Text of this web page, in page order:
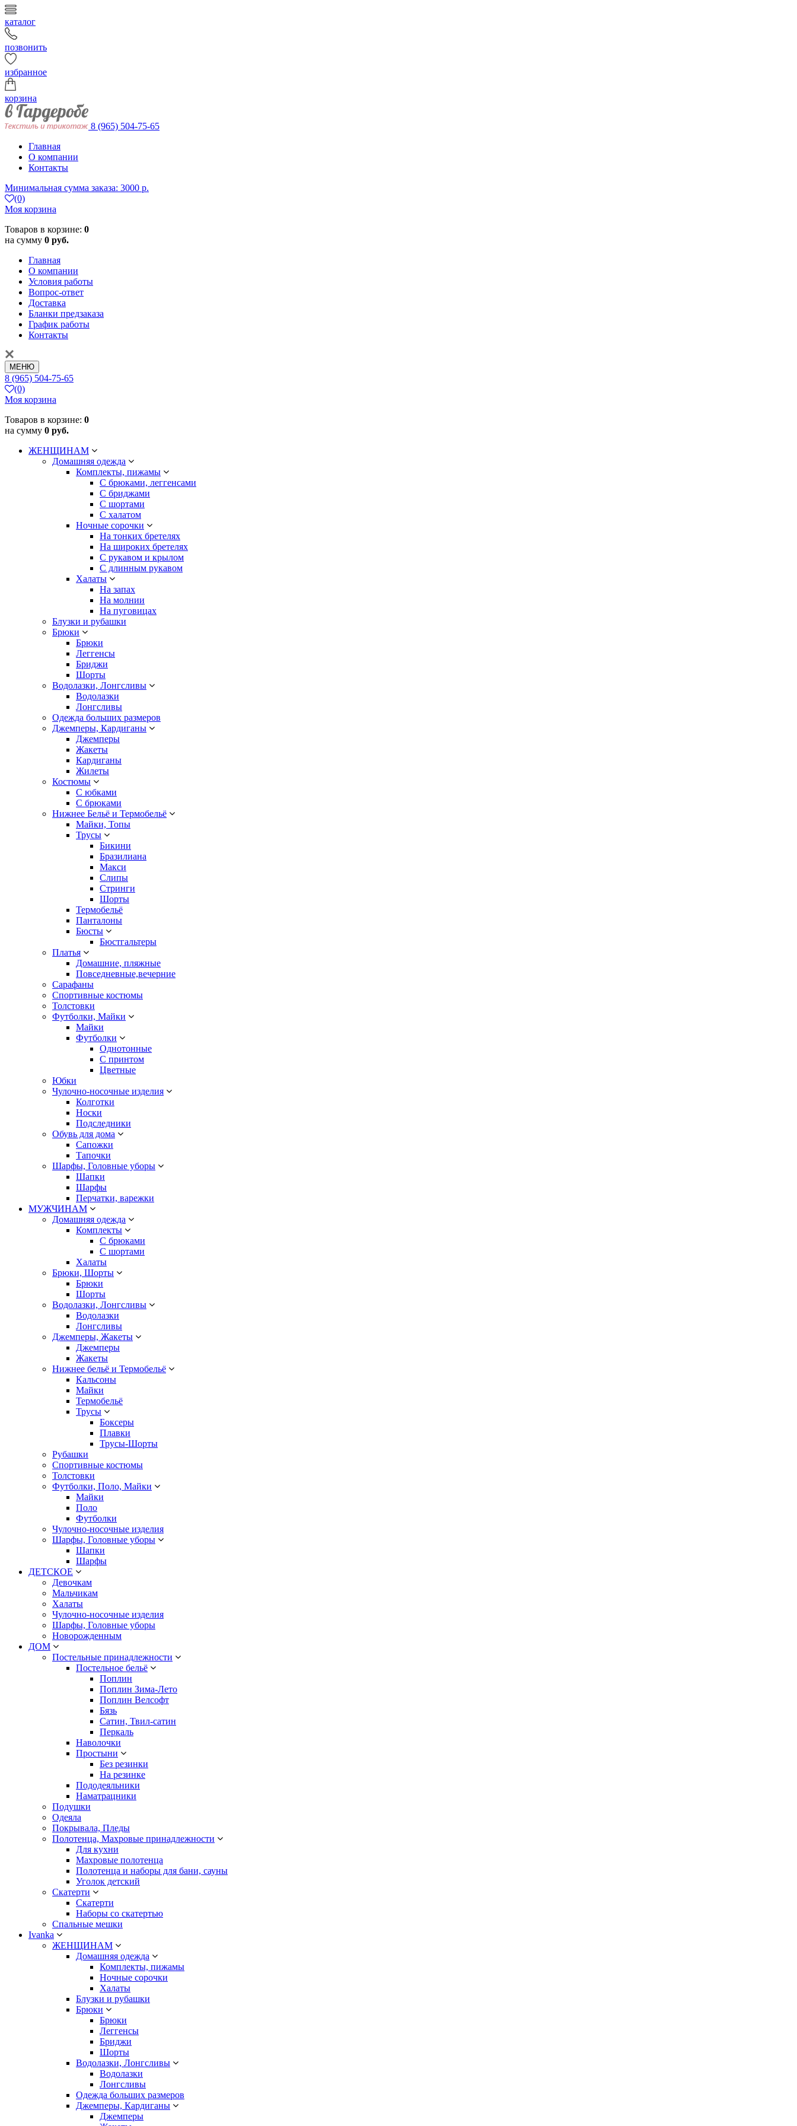
каталог
позвонить
избранное
корзина
8 (965) 504-75-65
Главная
О компании
Контакты
Минимальная сумма заказа: 3000 р.
(0)
Моя корзина
Товаров в корзине: 0
на сумму 0 руб.
Главная
О компании
Условия работы
Вопрос-ответ
Доставка
Бланки предзаказа
График работы
Контакты
МЕНЮ
8 (965) 504-75-65
(0)
Моя корзина
Товаров в корзине: 0
на сумму 0 руб.
ЖЕНЩИНАМ
Домашняя одежда
Комплекты, пижамы
С брюками, леггенсами
С бриджами
С шортами
С халатом
Ночные сорочки
На тонких бретелях
На широких бретелях
С рукавом и крылом
С длинным рукавом
Халаты
На запах
На молнии
На пуговицах
Блузки и рубашки
Брюки
Брюки
Леггенсы
Бриджи
Шорты
Водолазки, Лонгсливы
Водолазки
Лонгсливы
Одежда больших размеров
Джемперы, Кардиганы
Джемперы
Жакеты
Кардиганы
Жилеты
Костюмы
С юбками
С брюками
Нижнее Бельё и Термобельё
Майки, Топы
Трусы
Бикини
Бразилиана
Макси
Слипы
Стринги
Шорты
Термобельё
Панталоны
Бюсты
Бюстгальтеры
Платья
Домашние, пляжные
Повседневные,вечерние
Сарафаны
Спортивные костюмы
Толстовки
Футболки, Майки
Майки
Футболки
Однотонные
С принтом
Цветные
Юбки
Чулочно-носочные изделия
Колготки
Носки
Подследники
Обувь для дома
Сапожки
Тапочки
Шарфы, Головные уборы
Шапки
Шарфы
Перчатки, варежки
МУЖЧИНАМ
Домашняя одежда
Комплекты
С брюками
С шортами
Халаты
Брюки, Шорты
Брюки
Шорты
Водолазки, Лонгсливы
Водолазки
Лонгсливы
Джемперы, Жакеты
Джемперы
Жакеты
Нижнее бельё и Термобельё
Кальсоны
Майки
Термобельё
Трусы
Боксеры
Плавки
Трусы-Шорты
Рубашки
Спортивные костюмы
Толстовки
Футболки, Поло, Майки
Майки
Поло
Футболки
Чулочно-носочные изделия
Шарфы, Головные уборы
Шапки
Шарфы
ДЕТСКОЕ
Девочкам
Мальчикам
Халаты
Чулочно-носочные изделия
Шарфы, Головные уборы
Новорожденным
ДОМ
Постельные принадлежности
Постельное бельё
Поплин
Поплин Зима-Лето
Поплин Велсофт
Бязь
Сатин, Твил-сатин
Перкаль
Наволочки
Простыни
Без резинки
На резинке
Пододеяльники
Наматрацники
Подушки
Одеяла
Покрывала, Пледы
Полотенца, Махровые принадлежности
Для кухни
Махровые полотенца
Полотенца и наборы для бани, сауны
Уголок детский
Скатерти
Скатерти
Наборы со скатертью
Спальные мешки
Ivanka
ЖЕНЩИНАМ
Домашняя одежда
Комплекты, пижамы
Ночные сорочки
Халаты
Блузки и рубашки
Брюки
Брюки
Леггенсы
Бриджи
Шорты
Водолазки, Лонгсливы
Водолазки
Лонгсливы
Одежда больших размеров
Джемперы, Кардиганы
Джемперы